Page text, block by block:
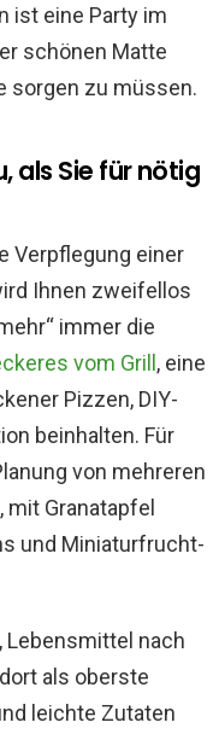
ist eine Party im
schönen Matte
sorgen zu müssen.
als Sie für nötig
Verpflegung einer
Ihnen zweifellos
immer die
vom Grill, eine
Pizzen, DIY-
beinhalten. Für
von mehreren
mit Granatapfel
und Miniaturfrucht-
Lebensmittel nach
als oberste
leichte Zutaten